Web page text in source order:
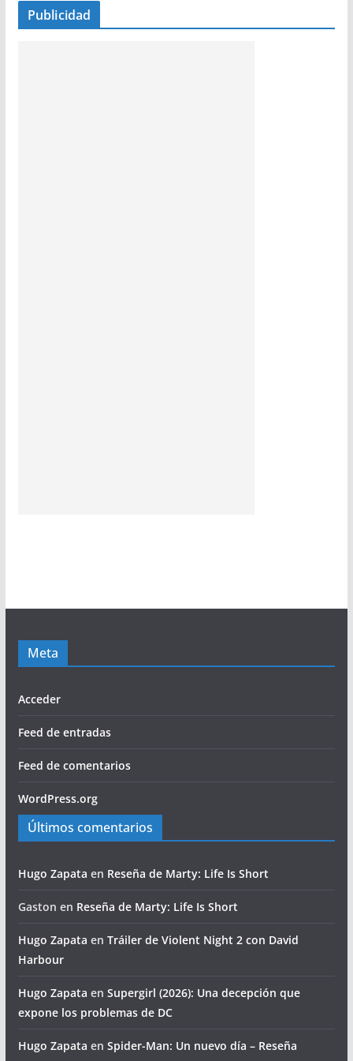
Publicidad
Meta
Acceder
Feed de entradas
Feed de comentarios
WordPress.org
Últimos comentarios
Hugo Zapata en Reseña de Marty: Life Is Short
Gaston en Reseña de Marty: Life Is Short
Hugo Zapata en Tráiler de Violent Night 2 con David
Harbour
Hugo Zapata en Supergirl (2026): Una decepción que
expone los problemas de DC
Hugo Zapata en Spider-Man: Un nuevo día – Reseña